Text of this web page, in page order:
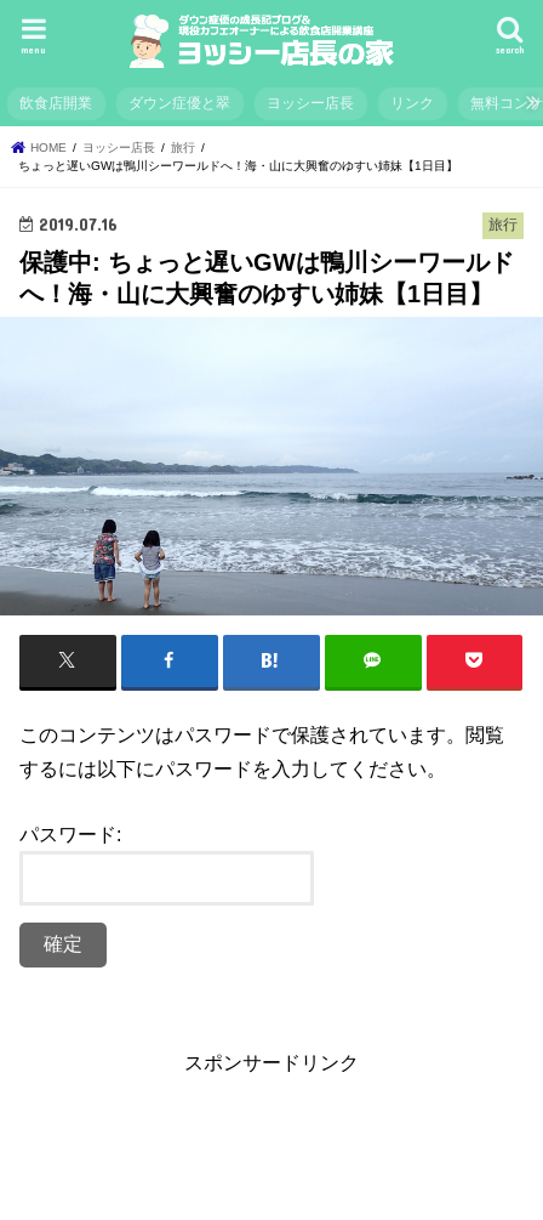
search
menu
飲食店開業 ダウン症優と翠 ヨッシー店長 リンク 無料コン
HOME ヨッシー店長
旅行
ちょっと遅いGWは鴨川シーワールドへ！海・山に大興奮のゆすい姉妹【1日目】
旅行
2019.07.16
保護中: ちょっと遅いGWは鴨川シーワールド
へ！海・山に大興奮のゆすい姉妹【1日目】
このコンテンツはパスワードで保護されています。閲覧
するには以下にパスワードを入力してください。
パスワード:
スポンサードリンク